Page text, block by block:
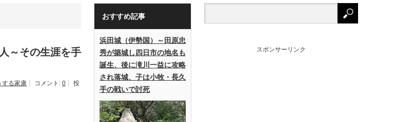
～その生涯を手
する家康 コメント: 0
投
おすすめ記事
浜田城（伊勢国）～田原忠
秀が築城し四日市の地名も
誕生、後に滝川一益に攻略
され落城、子は小牧・長久
手の戦いで討死
スポンサーリンク